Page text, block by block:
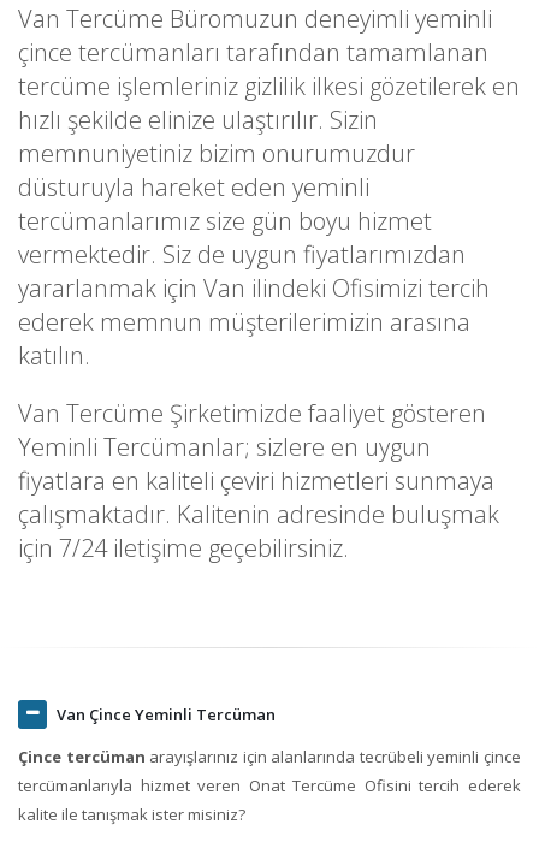
Van Tercüme Büromuzun deneyimli yeminli
çince tercümanları tarafından tamamlanan
tercüme işlemleriniz gizlilik ilkesi gözetilerek en
hızlı şekilde elinize ulaştırılır. Sizin
memnuniyetiniz bizim onurumuzdur
düsturuyla hareket eden yeminli
tercümanlarımız size gün boyu hizmet
vermektedir. Siz de uygun fiyatlarımızdan
yararlanmak için Van ilindeki Ofisimizi tercih
ederek memnun müşterilerimizin arasına
katılın.
Van Tercüme Şirketimizde faaliyet gösteren
Yeminli Tercümanlar; sizlere en uygun
fiyatlara en kaliteli çeviri hizmetleri sunmaya
çalışmaktadır. Kalitenin adresinde buluşmak
için 7/24 iletişime geçebilirsiniz.
Van Çince Yeminli Tercüman
Çince tercüman arayışlarınız için alanlarında tecrübeli yeminli çince
tercümanlarıyla hizmet veren Onat Tercüme Ofisini tercih ederek
kalite ile tanışmak ister misiniz?